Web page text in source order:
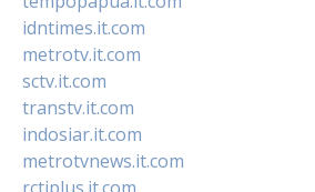
idntimes.it.com
metrotv.it.com
sctv.it.com
transtv.it.com
indosiar.it.com
metrotvnews.it.com
rctiplus.it.com